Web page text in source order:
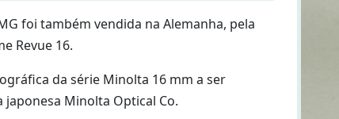
foi também vendida na Alemanha, pela
Revue 16.
da série Minolta 16 mm a ser
Minolta Optical Co.